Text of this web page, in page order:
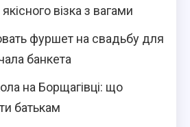
візка з вагами
фуршет на свадьбу для
банкета
на Борщагівці: що
батькам